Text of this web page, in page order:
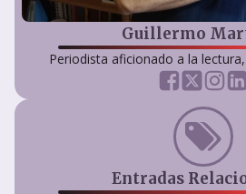
Guillermo
Periodista aficionado a la
Entradas